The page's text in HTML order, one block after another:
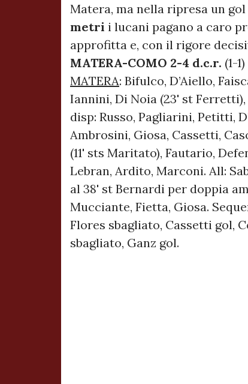
Matera, ma nella ripresa un
metri i lucani pagano a caro
approfitta e, con il rigore
MATERA-COMO 2-4 d.c.r. (1-
MATERA: Bifulco, D’Aiello,
Iannini, Di Noia (23' st
disp: Russo, Pagliarini, Petitti,
Ambrosini, Giosa, Cassetti,
(11' sts Maritato), Fautario,
Lebran, Ardito, Marconi. All:
al 38' st Bernardi per doppia
Mucciante, Fietta, Giosa.
Flores sbagliato, Cassetti gol,
sbagliato, Ganz gol.